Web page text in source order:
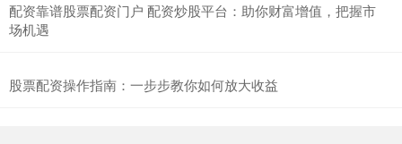
配资靠谱股票配资门户 配资炒股平台：助你财富增值，把握市
场机遇
股票配资操作指南：一步步教你如何放大收益